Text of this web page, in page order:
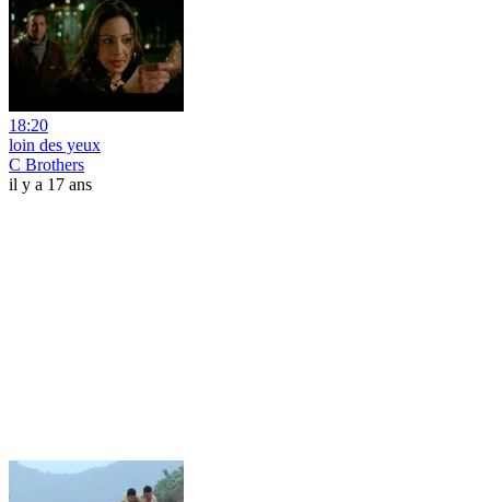
18:20
loin des yeux
C Brothers
il y a 17 ans